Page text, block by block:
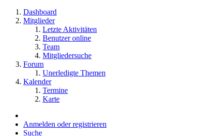
Dashboard
Mitglieder
Letzte Aktivitäten
Benutzer online
Team
Mitgliedersuche
Forum
Unerledigte Themen
Kalender
Termine
Karte
Anmelden oder registrieren
Suche